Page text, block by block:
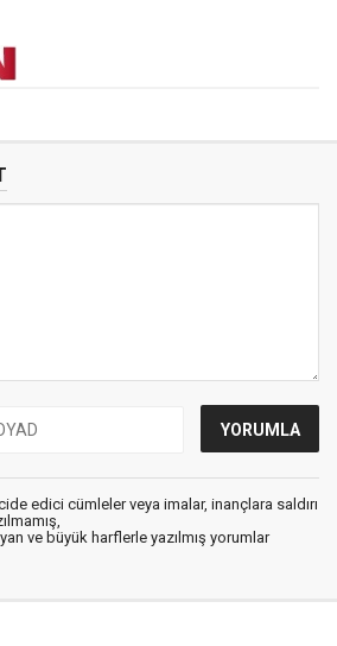
edici cümleler veya imalar, inançlara saldırı
ve büyük harflerle yazılmış yorumlar